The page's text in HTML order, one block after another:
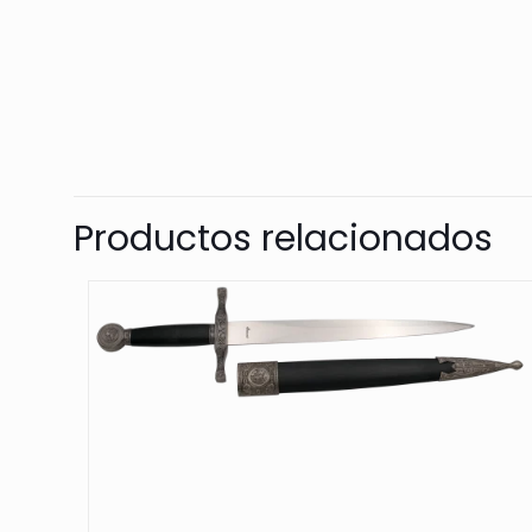
Productos relacionados